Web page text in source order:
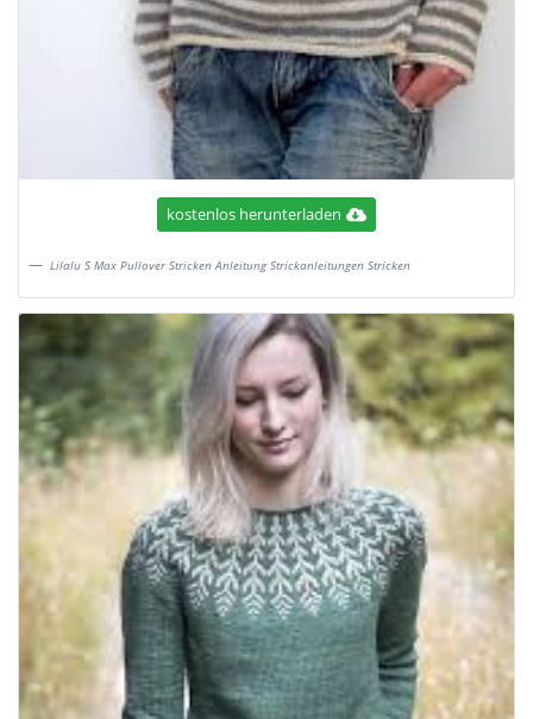
kostenlos herunterladen
Lilalu S Max Pullover Stricken Anleitung Strickanleitungen Stricken